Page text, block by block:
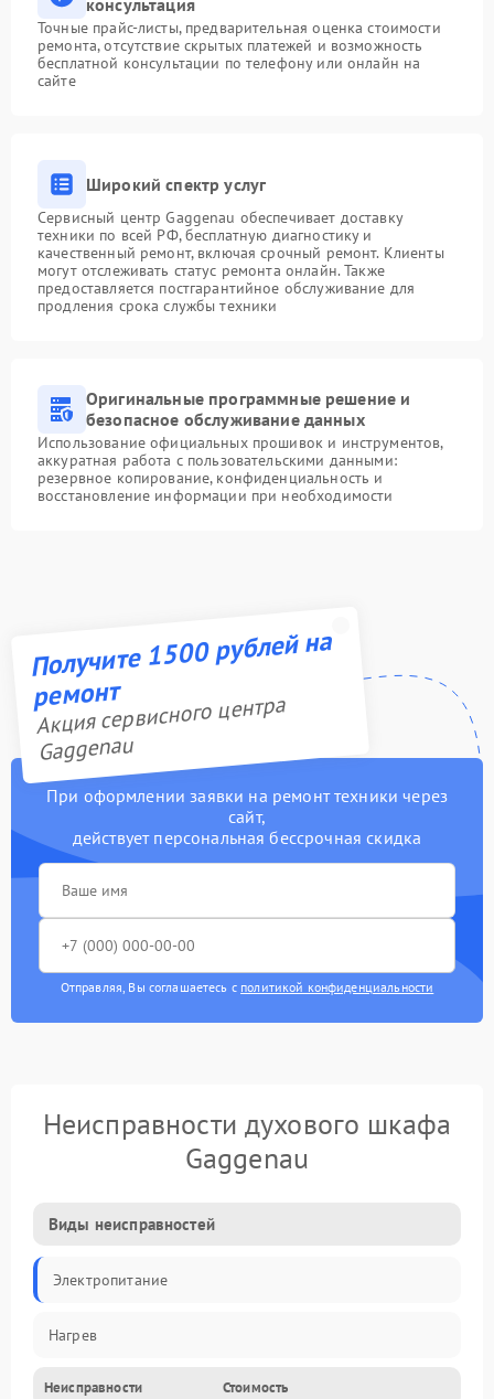
консультация
Точные прайс-листы, предварительная оценка стоимости
ремонта, отсутствие скрытых платежей и возможность
бесплатной консультации по телефону или онлайн на
сайте
Широкий спектр услуг
Сервисный центр Gaggenau обеспечивает доставку
техники по всей РФ, бесплатную диагностику и
качественный ремонт, включая срочный ремонт. Клиенты
могут отслеживать статус ремонта онлайн. Также
предоставляется постгарантийное обслуживание для
продления срока службы техники
Оригинальные программные решение и
безопасное обслуживание данных
Использование официальных прошивок и инструментов,
аккуратная работа с пользовательскими данными:
резервное копирование, конфиденциальность и
восстановление информации при необходимости
Получите 1500 рублей на
ремонт
Акция сервисного центра
Gaggenau
При оформлении заявки на ремонт техники через
сайт,
действует персональная бессрочная скидка
Отправляя, Вы соглашаетесь с политикой конфиденциальности
Неисправности духового шкафа
Gaggenau
Виды неисправностей
Электропитание
Нагрев
Неисправности Стоимость